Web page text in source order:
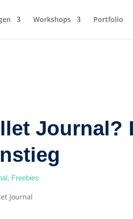
Workshops Portfolio
Journal?
, Freebies